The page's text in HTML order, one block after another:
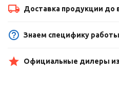
Доставка продукции до
Знаем специфику работы
Официальные дилеры